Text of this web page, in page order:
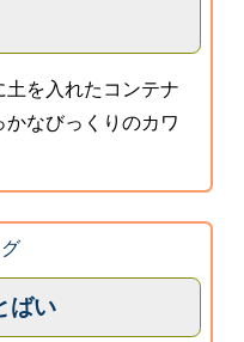
を入れたコンテナ
なびっくりのカワ
ばい